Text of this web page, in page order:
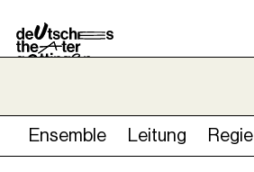
Spielraum
Ensemble Leitung Regie